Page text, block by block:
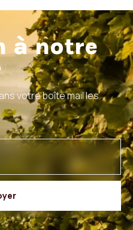
à notre
votre boîte mail les